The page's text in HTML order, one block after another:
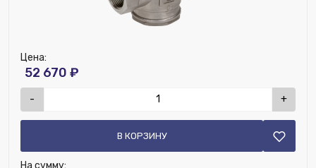
Цена:
52 670 ₽
- +
В КОРЗИНУ
На сумму: